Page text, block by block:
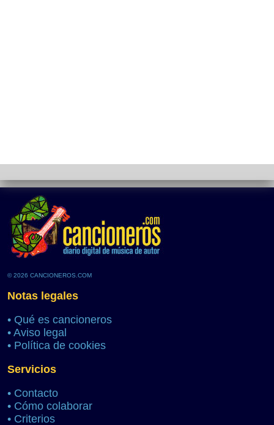
© 2026 CANCIONEROS.COM
Notas legales
• Qué es cancioneros
• Aviso legal
• Política de cookies
Servicios
• Contacto
• Cómo colaborar
• Criterios